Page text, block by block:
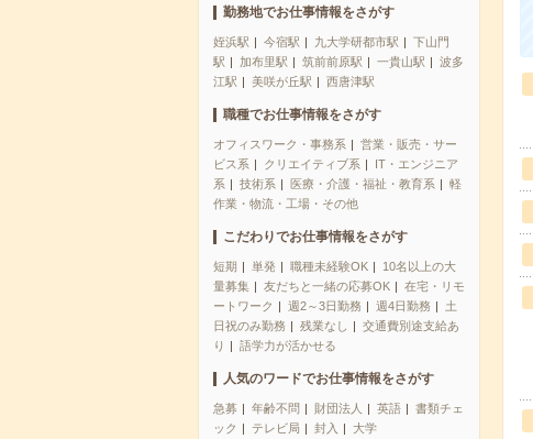
勤務地でお仕事情報をさがす
姪浜駅 今宿駅 九大学研都市駅
下山門
駅
加布里駅 筑前前原駅 一貴山駅
波多
江駅
美咲が丘駅 西唐津駅
職種でお仕事情報をさがす
オフィスワーク・事務系
営業・販売・サー
ビス系
クリエイティブ系
IT・エンジニア
系
技術系 医療・介護・福祉・教育系
軽
作業・物流・工場・その他
こだわりでお仕事情報をさがす
短期 単発 職種未経験OK
10名以上の大
量募集
友だちと一緒の応募OK
在宅・リモ
ートワーク
週2～3日勤務 週4日勤務
土
日祝のみ勤務
残業なし
交通費別途支給あ
り
語学力が活かせる
人気のワードでお仕事情報をさがす
急募 年齢不問 財団法人 英語
書類チェ
ック
テレビ局 封入 大学